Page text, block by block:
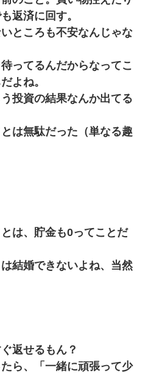
って転職した」とSNSで呟いた
上司がLINEを送ってきた。
見合いをしてくれと頼まれた。父
ったので、父も喜んで私の写真を
（嫁も嫁実家も電話に出ない…不
ると、嫁と嫁両親と知らない男が
ームで盛り上がってさぁ寝よう！
…彼「ちょっと待ってて」→勢い
てきた。どう扱ったらいいのかわ
」って言った結果
返済に回す。
ところも不安なんじゃな
ってるんだからなってこ
よね。
投資の結果なんか出てる
は無駄だった（単なる趣
は、貯金も0ってことだ
結婚できないよね、当然
返せるもん？
ら、「一緒に頑張って少